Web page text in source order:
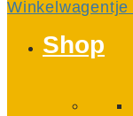
Winkelwagentje
Shop